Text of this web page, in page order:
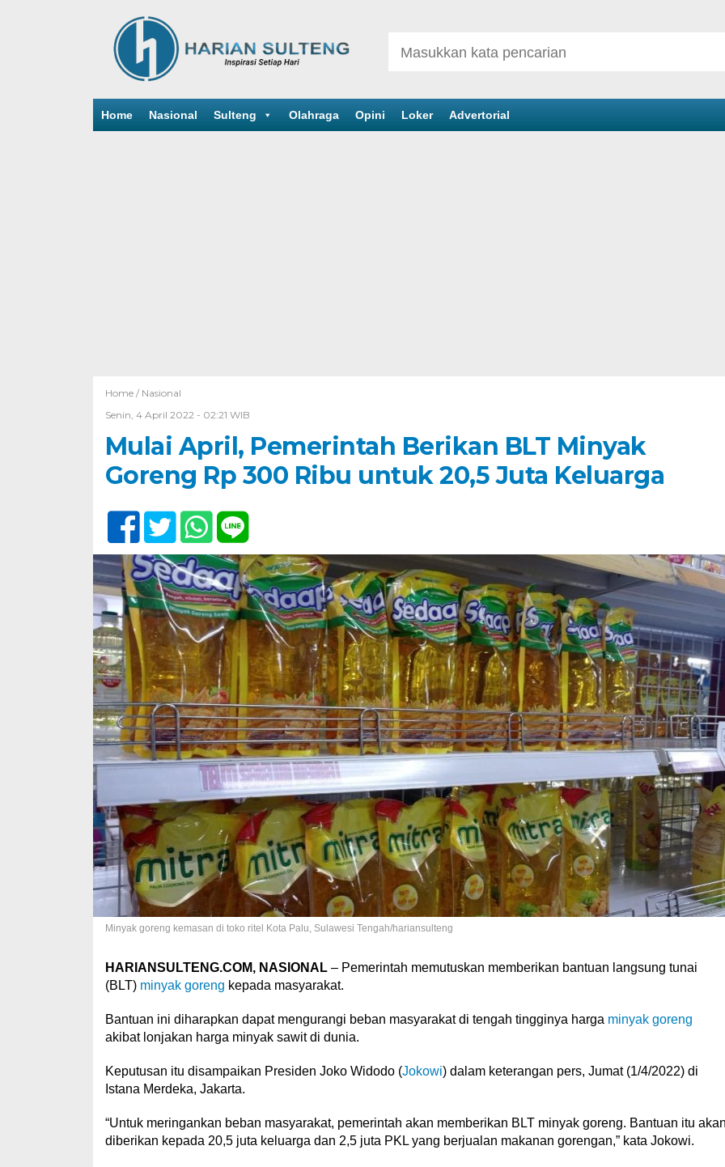
Home Nasional Sulteng Olahraga Opini Loker Advertorial
Home / Nasional
Senin, 4 April 2022 - 02:21 WIB
Mulai April, Pemerintah Berikan BLT Minyak
Goreng Rp 300 Ribu untuk 20,5 Juta Keluarga
Minyak goreng kemasan di toko ritel Kota Palu, Sulawesi Tengah/hariansulteng
HARIANSULTENG.COM, NASIONAL– Pemerintah memutuskan memberikan bantuan langsung tunai
(BLT) minyak goreng kepada masyarakat.
Bantuan ini diharapkan dapat mengurangi beban masyarakat di tengah tingginya harga minyak goreng
akibat lonjakan harga minyak sawit di dunia.
Keputusan itu disampaikan Presiden Joko Widodo (Jokowi) dalam keterangan pers, Jumat (1/4/2022) di
Istana Merdeka, Jakarta.
“Untuk meringankan beban masyarakat, pemerintah akan memberikan BLT minyak goreng. Bantuan itu
diberikan kepada 20,5 juta keluarga dan 2,5 juta PKL yang berjualan makanan gorengan,” kata Jokowi.